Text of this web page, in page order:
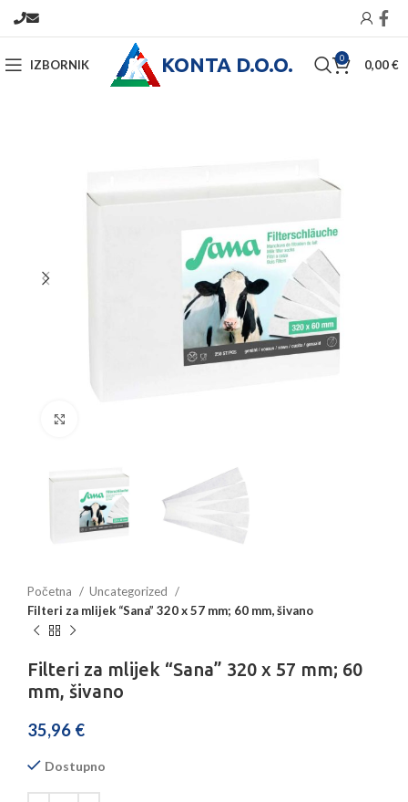
IZBORNIK KONTA D.O.O. 0 0,00€
Početna
Uncategorized
Filteri za mlijek “Sana” 320 x 57 mm; 60 mm, šivano
Filteri za mlijek “Sana” 320 x 57 mm; 60
mm, šivano
35,96 €
Dostupno